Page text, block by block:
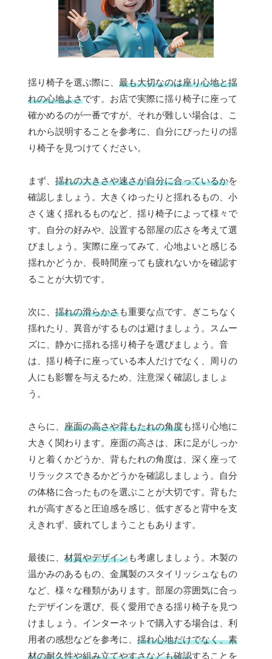
揺り椅子を選ぶ際に、 最も大切なのは座り心地と揺
れの心地よさです。お店で実際に揺り椅子に座って
確かめるのが一番ですが、それが難しい場合は、こ
れから説明することを参考に、自分にぴったりの揺
り椅子を見つけてください。
まず、 揺れの大きさや速さが自分に合っているかを
確認しましょう。大きくゆったりと揺れるもの、小
さく速く揺れるものなど、揺り椅子によって様々で
す。自分の好みや、設置する部屋の広さを考えて選
びましょう。実際に座ってみて、心地よいと感じる
揺れかどうか、長時間座っても疲れないかを確認す
ることが大切です。
次に、 揺れの滑らかさも重要な点です。ぎこちなく
揺れたり、異音がするものは避けましょう。スムー
ズに、静かに揺れる揺り椅子を選びましょう。音
は、揺り椅子に座っている本人だけでなく、周りの
人にも影響を与えるため、注意深く確認しましょ
う。
さらに、 座面の高さや背もたれの角度も揺り心地に
大きく関わります。座面の高さは、床に足がしっか
りと着くかどうか、背もたれの角度は、深く座って
リラックスできるかどうかを確認しましょう。自分
の体格に合ったものを選ぶことが大切です。背もた
れが高すぎると圧迫感を感じ、低すぎると背中を支
えきれず、疲れてしまうこともあります。
最後に、 材質やデザインも考慮しましょう。木製の
温かみのあるもの、金属製のスタイリッシュなもの
など、様々な種類があります。部屋の雰囲気に合っ
たデザインを選び、長く愛用できる揺り椅子を見つ
けましょう。インターネットで購入する場合は、利
用者の感想などを参考に、 揺れ心地だけでなく、素
材の耐久性や組み立てやすさなども確認することを